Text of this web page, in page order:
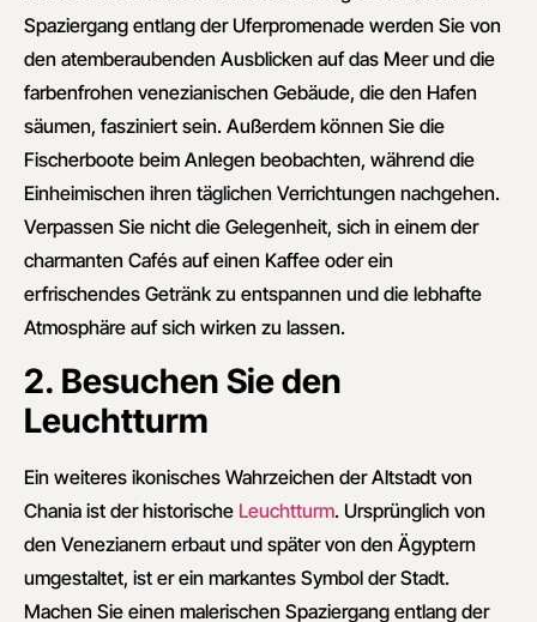
Spaziergang entlang der Uferpromenade werden Sie von
den atemberaubenden Ausblicken auf das Meer und die
farbenfrohen venezianischen Gebäude, die den Hafen
säumen, fasziniert sein. Außerdem können Sie die
Fischerboote beim Anlegen beobachten, während die
Einheimischen ihren täglichen Verrichtungen nachgehen.
Verpassen Sie nicht die Gelegenheit, sich in einem der
charmanten Cafés auf einen Kaffee oder ein
erfrischendes Getränk zu entspannen und die lebhafte
Atmosphäre auf sich wirken zu lassen.
2. Besuchen Sie den
Leuchtturm
Ein weiteres ikonisches Wahrzeichen der Altstadt von
Chania ist der historische Leuchtturm. Ursprünglich von
den Venezianern erbaut und später von den Ägyptern
umgestaltet, ist er ein markantes Symbol der Stadt.
Machen Sie einen malerischen Spaziergang entlang der